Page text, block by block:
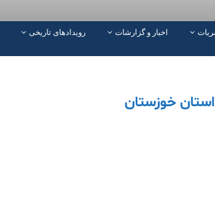
اخبار و گزارشات رویدادهای تاریخی
خوزستان